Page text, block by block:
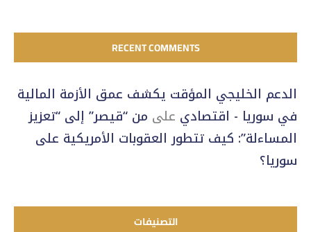
RECENT COMMENTS
الدعم الخليجي المؤقت يكشف عمق الأزمة المالية
في سوريا - اقتصادي على من “قيصر” إلى “تعزيز
المساءلة”: كيف تتطور العقوبات الأمريكية على
سوريا؟
التصنيفات